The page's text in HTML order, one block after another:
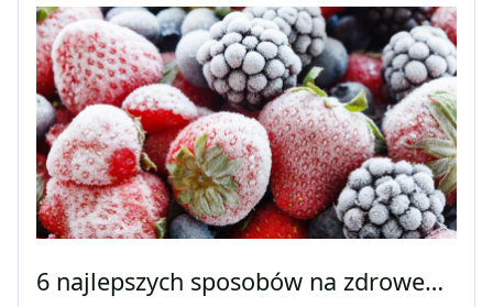
6 najlepszych sposobów na zdrowe…